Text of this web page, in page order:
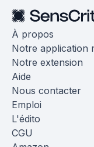
À propos
Notre application
Notre extension
Aide
Nous contacter
Emploi
L'édito
CGU